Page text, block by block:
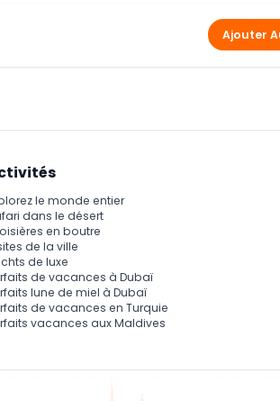
Ajouter
le monde entier
dans le désert
en boutre
de la ville
de luxe
de vacances à Dubaï
lune de miel à Dubaï
de vacances en Turquie
vacances aux Maldives